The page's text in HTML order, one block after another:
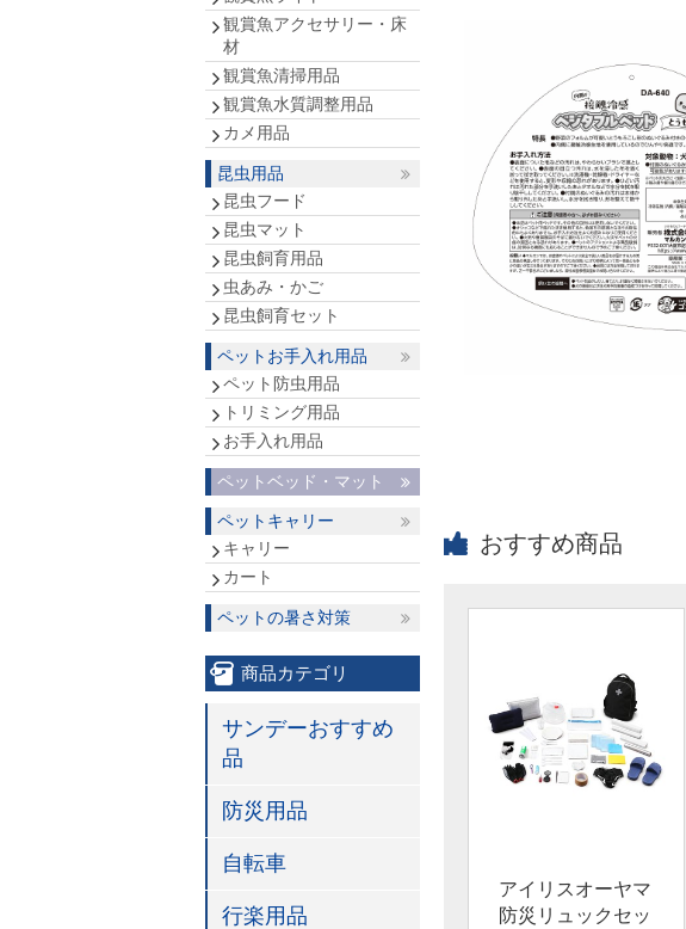
観賞魚アクセサリー・床
材
観賞魚清掃用品
観賞魚水質調整用品
カメ用品
昆虫用品
昆虫フード
昆虫マット
昆虫飼育用品
虫あみ・かご
昆虫飼育セット
ペットお手入れ用品
ペット防虫用品
トリミング用品
お手入れ用品
ペットベッド・マット
ペットキャリー
キャリー
カート
ペットの暑さ対策
商品カテゴリ
サンデーおすすめ
品
防災用品
自転車
行楽用品
おすすめ商品
アイリスオーヤマ
防災リュックセッ